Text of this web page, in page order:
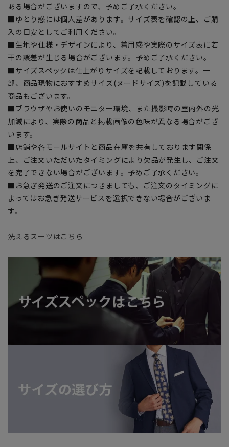
ある場合がございますので、予めご了承ください。
■ゆとり感には個人差があります。サイズ表を確認の上、ご購
入の目安としてご利用ください。
■生地や仕様・デザインにより、着用感や実際のサイズ表に若
干の誤差が生じる場合がございます。予めご了承ください。
■サイズスペックは仕上がりサイズを記載しております。一
部、商品現物におすすめサイズ(ヌードサイズ)を記載している
商品もございます。
■ブラウザやお使いのモニター環境、また撮影時の室内外の光
加減により、実際の商品と掲載画像の色味が異なる場合がござ
います。
■店舗や各モールサイトと商品在庫を共有しております関係
上、ご注文いただいたタイミングにより欠品が発生し、ご注文
を完了できない場合がございます。予めご了承ください。
■お急ぎ発送のご注文につきましても、ご注文のタイミングに
よってはお急ぎ発送サービスを選択できない場合がございま
す。
洗えるスーツはこちら